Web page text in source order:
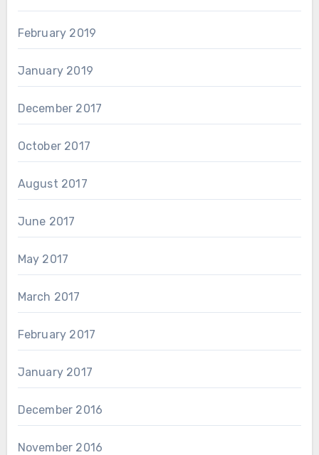
February 2019
January 2019
December 2017
October 2017
August 2017
June 2017
May 2017
March 2017
February 2017
January 2017
December 2016
November 2016